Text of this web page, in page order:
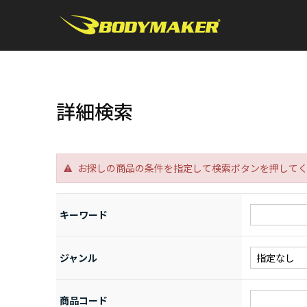
詳細検索
お探しの商品の条件を指定して検索ボタンを押してく
キーワード
ジャンル
商品コード